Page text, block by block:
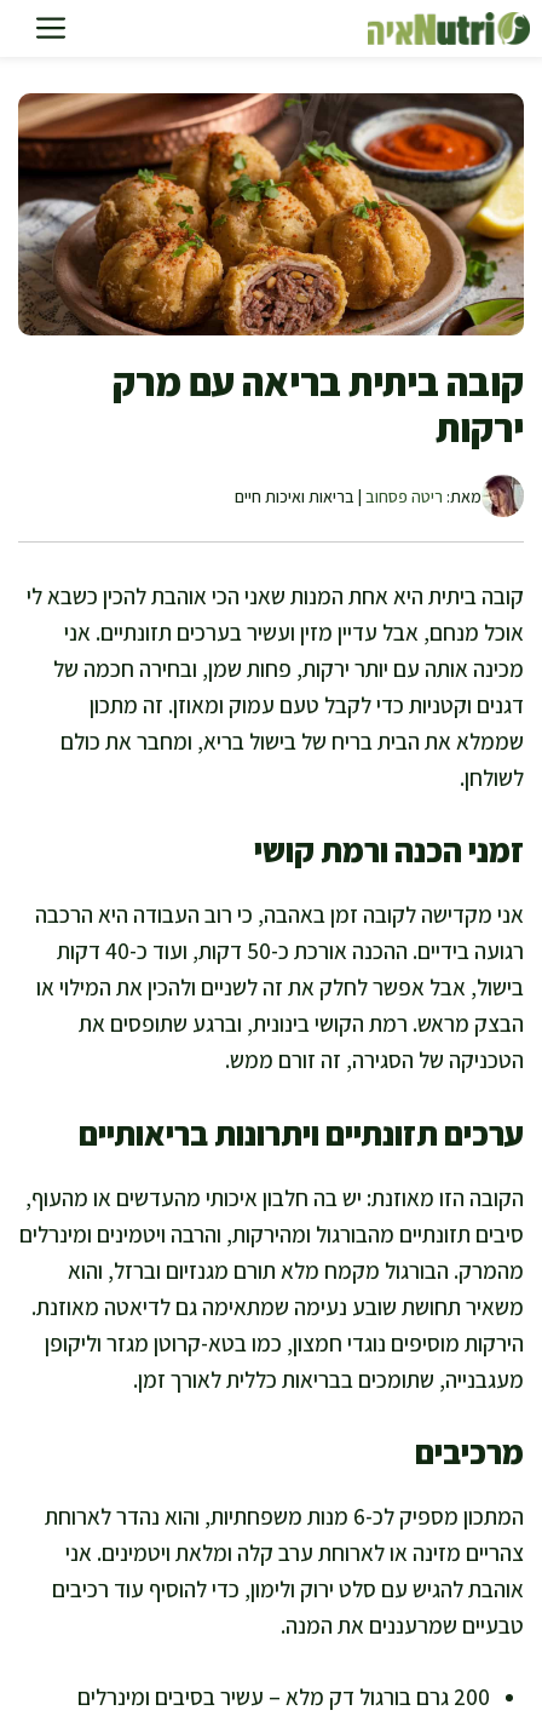
לדלג
לתוכן
קובה ביתית בריאה עם מרק
ירקות
מאת: ריטה פסחוב | בריאות ואיכות חיים
קובה ביתית היא אחת המנות שאני הכי אוהבת להכין כשבא לי
אוכל מנחם, אבל עדיין מזין ועשיר בערכים תזונתיים. אני
מכינה אותה עם יותר ירקות, פחות שמן, ובחירה חכמה של
דגנים וקטניות כדי לקבל טעם עמוק ומאוזן. זה מתכון
שממלא את הבית בריח של בישול בריא, ומחבר את כולם
לשולחן.
זמני הכנה ורמת קושי
אני מקדישה לקובה זמן באהבה, כי רוב העבודה היא הרכבה
רגועה בידיים. ההכנה אורכת כ-50 דקות, ועוד כ-40 דקות
בישול, אבל אפשר לחלק את זה לשניים ולהכין את המילוי או
הבצק מראש. רמת הקושי בינונית, וברגע שתופסים את
הטכניקה של הסגירה, זה זורם ממש.
ערכים תזונתיים ויתרונות בריאותיים
הקובה הזו מאוזנת: יש בה חלבון איכותי מהעדשים או מהעוף,
סיבים תזונתיים מהבורגול ומהירקות, והרבה ויטמינים ומינרלים
מהמרק. הבורגול מקמח מלא תורם מגנזיום וברזל, והוא
משאיר תחושת שובע נעימה שמתאימה גם לדיאטה מאוזנת.
הירקות מוסיפים נוגדי חמצון, כמו בטא-קרוטן מגזר וליקופן
מעגבנייה, שתומכים בבריאות כללית לאורך זמן.
מרכיבים
המתכון מספיק לכ-6 מנות משפחתיות, והוא נהדר לארוחת
צהריים מזינה או לארוחת ערב קלה ומלאת ויטמינים. אני
אוהבת להגיש עם סלט ירוק ולימון, כדי להוסיף עוד רכיבים
טבעיים שמרעננים את המנה.
200 גרם בורגול דק מלא – עשיר בסיבים ומינרלים